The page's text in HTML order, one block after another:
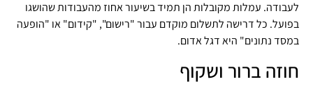
לעבודה. עמלות מקובלות הן תמיד בשיעור אחוז מהעבודות שהושגו
בפועל. כל דרישה לתשלום מוקדם עבור "רישום", "קידום" או "הופעה
במסד נתונים" היא דגל אדום.
חוזה ברור ושקוף